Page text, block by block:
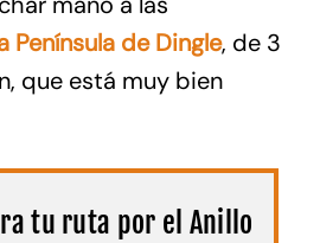
Península de Dingle, de 3
que está muy bien
tu ruta por el Anillo